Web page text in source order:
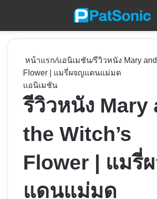
หน้าแรก/แอนิเมชัน/รีวิวหนัง Mary and
Flower | แมรี่ผจญแดนแม่มด
แอนิเมชัน
รีวิวหนัง Mary
the Witch’s
Flower | แมรี่
แดนแม่มด